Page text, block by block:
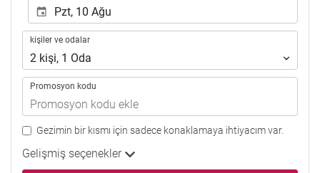
kişiler
ve
odalar
kişiler ve odalar
2 kişi, 1 Oda
Promosyon kodu
Gezimin bir kısmı için sadece konaklamaya ihtiyacım var.
Gelişmiş seçenekler